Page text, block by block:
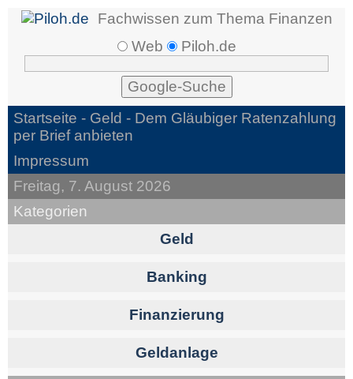
Fachwissen zum Thema Finanzen
Web
Piloh.de
Startseite - Geld - Dem Gläubiger Ratenzahlung
per Brief anbieten
Impressum
Freitag, 7. August 2026
Kategorien
Geld
Banking
Finanzierung
Geldanlage